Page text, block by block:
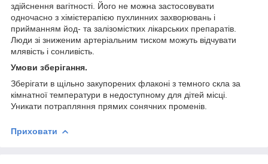
здійснення вагітності. Його не можна застосовувати
одночасно з хімієтерапією пухлинних захворювань і
прийманням йод- та залізомістких лікарських препаратів.
Люди зі зниженим артеріальним тиском можуть відчувати
млявість і сонливість.
Умови зберігання.
Зберігати в щільно закупорених флаконі з темного скла за
кімнатної температури в недоступному для дітей місці.
Уникати потрапляння прямих сонячних променів.
Приховати